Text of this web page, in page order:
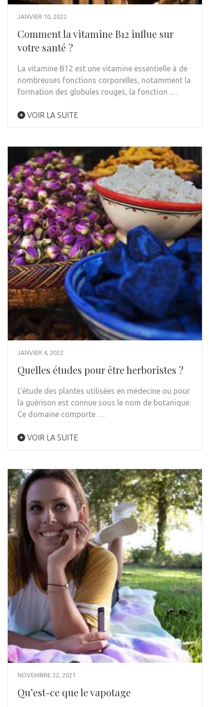
JANVIER 10, 2022
Comment la vitamine B12 influe sur
votre santé ?
La vitamine B12 est une vitamine essentielle à de
nombreuses fonctions corporelles, notamment la
formation des globules rouges, la fonction …
VOIR LA SUITE
JANVIER 4, 2022
Quelles études pour être herboristes ?
L’étude des plantes utilisées en médecine ou pour
la guérison est connue sous le nom de botanique.
Ce domaine comporte …
VOIR LA SUITE
NOVEMBRE 22, 2021
Qu’est-ce que le vapotage